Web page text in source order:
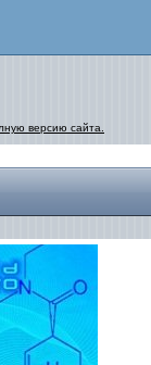
версию сайта.